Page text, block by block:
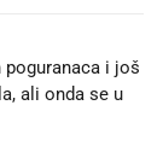
poguranaca i još
ali onda se u